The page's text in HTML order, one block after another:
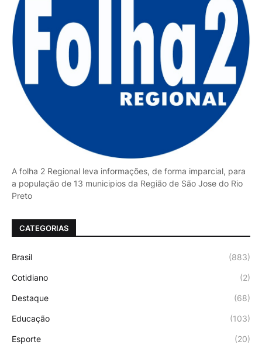
A folha 2 Regional leva informações, de forma imparcial, para
a população de 13 municipios da Região de São Jose do Rio
Preto
CATEGORIAS
Brasil (883)
Cotidiano (2)
Destaque (68)
Educação (103)
Esporte (20)